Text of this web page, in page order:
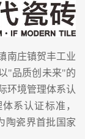
南庄镇贺丰工业
"品质创未来"的
环境管理体系认
系认证标准，
陶瓷界首批国家